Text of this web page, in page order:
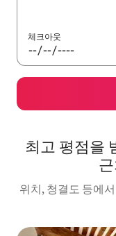
체크아웃
최고 평점을
위치, 청결도 등에